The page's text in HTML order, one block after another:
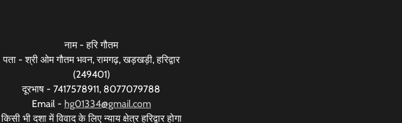
नाम - हरि गौतम
पता - श्री ओम गौतम भवन, रामगढ़, खड़खड़ी, हरिद्वार
(249401)
दूरभाष - 7417578911, 8077079788
Email - hg01334@gmail.com
किसी भी दशा में विवाद के लिए न्याय क्षेत्र हरिद्वार होगा